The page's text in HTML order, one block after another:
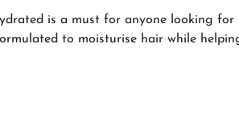
is a must for anyone looking for
to moisturise hair while